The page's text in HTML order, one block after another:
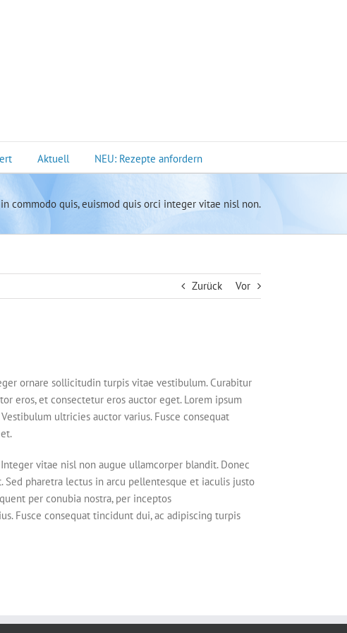
Aktuell NEU: Rezepte anfordern
commodo quis, euismod quis orci integer vitae nisl non.
Zurück Vor
ornare sollicitudin turpis vitae vestibulum. Curabitur
eros, et consectetur eros auctor eget. Lorem ipsum
ultricies auctor varius. Fusce consequat
vitae nisl non augue ullamcorper blandit. Donec
pharetra lectus in arcu pellentesque et iaculis justo
per conubia nostra, per inceptos
Fusce consequat tincidunt dui, ac adipiscing turpis